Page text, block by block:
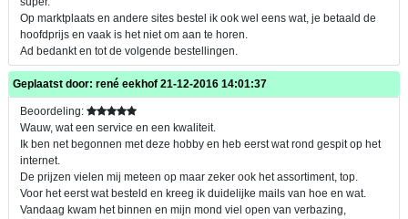
Op marktplaats en andere sites bestel ik ook wel eens wat, je betaald de
hoofdprijs en vaak is het niet om aan te horen.
Ad bedankt en tot de volgende bestellingen.
Geplaatst door: rené eekhof 21-12-2016 14:01:37
Beoordeling:
Wauw, wat een service en een kwaliteit.
Ik ben net begonnen met deze hobby en heb eerst wat rond gespit op het
internet.
De prijzen vielen mij meteen op maar zeker ook het assortiment, top.
Voor het eerst wat besteld en kreeg ik duidelijke mails van hoe en wat.
Vandaag kwam het binnen en mijn mond viel open van verbazing,